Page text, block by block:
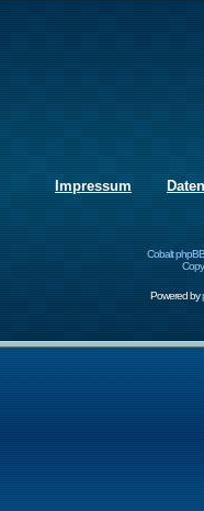
Impressum
Cobalt
Powered by